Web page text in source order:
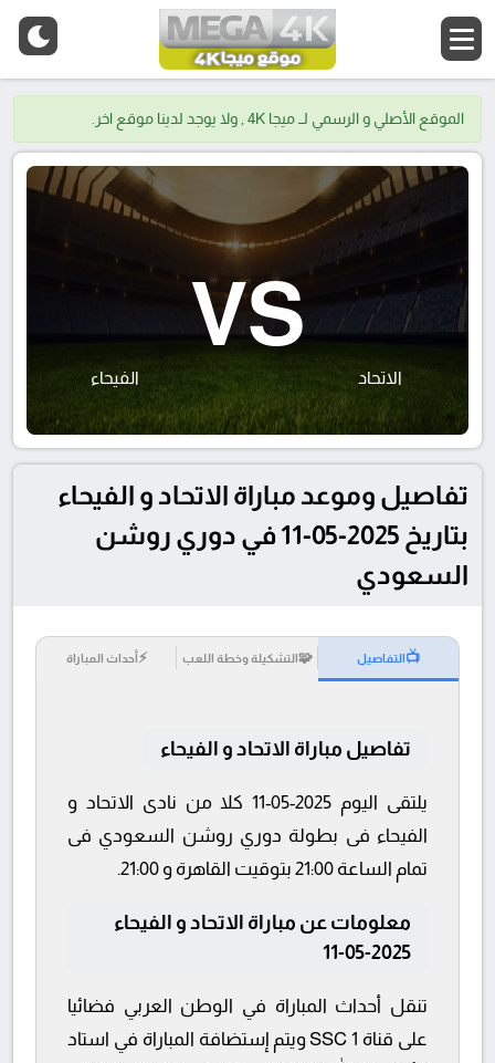
الموقع الأصلي و الرسمي لــ ميجا 4K , ولا يوجد لدينا موقع اخر.
الاتحاد
VS
الفيحاء
تفاصيل وموعد مباراة الاتحاد و الفيحاء
بتاريخ 2025-05-11 في دوري روشن
السعودي
📺التفاصيل 🧩التشكيلة وخطة اللعب ⚡أحداث المباراة
تفاصيل مباراة الاتحاد و الفيحاء
يلتقى اليوم 2025-05-11 كلا من نادى الاتحاد و
الفيحاء فى بطولة دوري روشن السعودي فى
تمام الساعة 21:00 بتوقيت القاهرة و 21:00.
معلومات عن مباراة الاتحاد و الفيحاء
2025-05-11
تنقل أحداث المباراة في الوطن العربي فضائيا
على قناة SSC 1 ويتم إستضافة المباراة في استاد